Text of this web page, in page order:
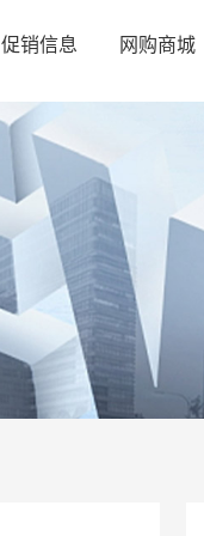
促销信息 网购商城